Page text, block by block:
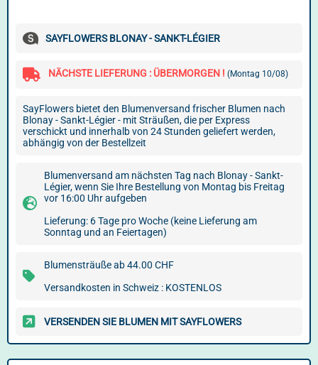
SAYFLOWERS BLONAY - SANKT-LÉGIER
NÄCHSTE LIEFERUNG : ÜBERMORGEN ! (Montag 10/08)
SayFlowers bietet den Blumenversand frischer Blumen nach
Blonay - Sankt-Légier - mit Sträußen, die per Express
verschickt und innerhalb von 24 Stunden geliefert werden,
abhängig von der Bestellzeit
Blumenversand am nächsten Tag nach Blonay - Sankt-
Légier, wenn Sie Ihre Bestellung von Montag bis Freitag
vor 16:00 Uhr aufgeben
Lieferung: 6 Tage pro Woche (keine Lieferung am
Sonntag und an Feiertagen)
Blumensträuße ab 44.00 CHF
Versandkosten in Schweiz : KOSTENLOS
VERSENDEN SIE BLUMEN MIT SAYFLOWERS